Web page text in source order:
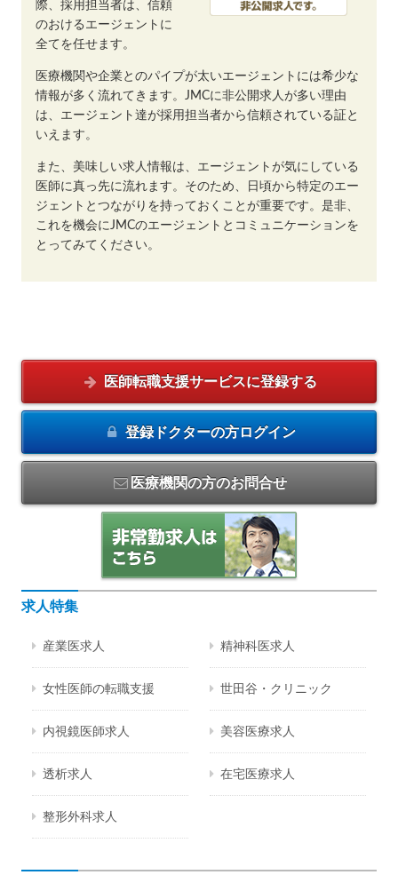
際、採用担当者は、信頼
のおけるエージェントに
全てを任せます。
医療機関や企業とのパイプが太いエージェントには希少な
情報が多く流れてきます。JMCに非公開求人が多い理由
は、エージェント達が採用担当者から信頼されている証と
いえます。
また、美味しい求人情報は、エージェントが気にしている
医師に真っ先に流れます。そのため、日頃から特定のエー
ジェントとつながりを持っておくことが重要です。是非、
これを機会にJMCのエージェントとコミュニケーションを
とってみてください。
医師転職支援サービスに登録する
登録ドクターの方ログイン
医療機関の方のお問合せ
求人特集
産業医求人 精神科医求人
女性医師の転職支援 世田谷・クリニック
内視鏡医師求人 美容医療求人
透析求人 在宅医療求人
整形外科求人